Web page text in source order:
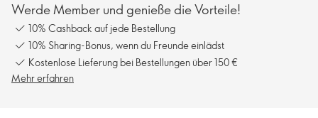
Werde Member und genieße die Vorteile!
10% Cashback auf jede Bestellung
10% Sharing-Bonus, wenn du Freunde einlädst
Kostenlose Lieferung bei Bestellungen über 150 €
Mehr erfahren